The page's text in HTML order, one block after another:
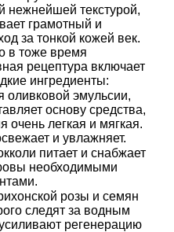
текстурой,
грамотный и
за тонкой кожей век.
в тоже время
рецептура включает
ингредиенты:
оливковой эмульсии,
основу средства,
очень легкая и мягкая.
и увлажняет.
питает и снабжает
необходимыми
розы и семян
следят за водным
регенерацию